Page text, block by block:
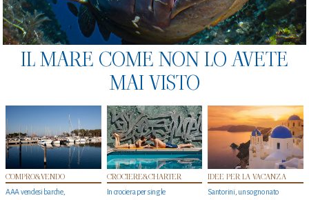
IL MARE COME NON LO AVETE
MAI VISTO
COMPRO&VENDO
AAA vendesi barche,
CROCIERE&CHARTER
In crociera per single
IDEE PER LA VACANZA
Santorini, un sogno nato